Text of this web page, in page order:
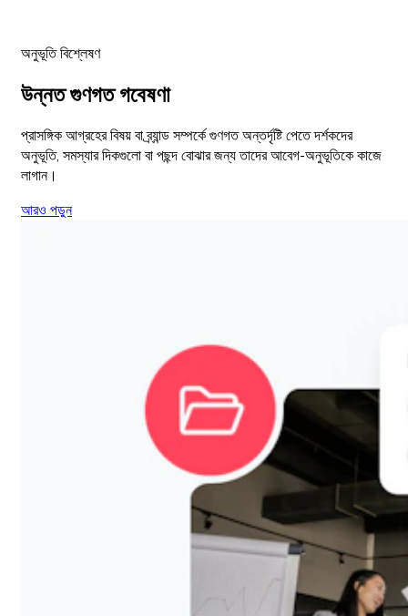
অনুভূতি বিশ্লেষণ
উন্নত গুণগত গবেষণা
প্রাসঙ্গিক আগ্রহের বিষয় বা ব্র্যান্ড সম্পর্কে গুণগত অন্তর্দৃষ্টি পেতে দর্শকদের
অনুভূতি, সমস্যার দিকগুলো বা পছন্দ বোঝার জন্য তাদের আবেগ-অনুভূতিকে কাজে
লাগান।
আরও পড়ুন